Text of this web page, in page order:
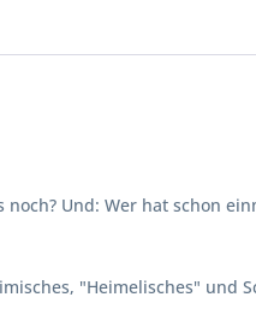
Und: Wer hat schon
"Heimelisches" und